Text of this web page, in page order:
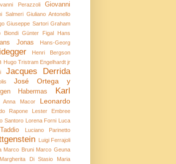
Perazzoli
Giovanni
Salmeri Giuliano Antonello
Giuseppe Sartori Graham
Biondi Günter Figal
Hans
Jonas
Hans-Georg
Henri Bergson
Hugo Tristram Engelhardt jr
Jacques Derrida
José Ortega y
Habermas
Karl
Anna Macor
Leonardo
Rapone
Lester Embree
Santoro Lorena Forni Luca
Luciano Parinetto
Luigi Ferrajoli
Marco Bruni Marco Geuna
Margherita Di Stasio
Maria